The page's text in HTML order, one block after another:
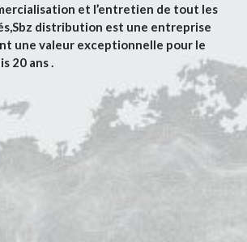
et l’entretien de tout les
distribution est une entreprise
une valeur exceptionnelle pour le
20 ans .